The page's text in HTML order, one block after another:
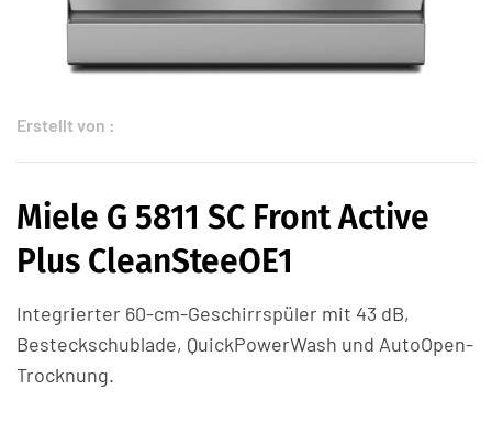
Erstellt von :
Miele G 5811 SC Front Active
Plus CleanSteeOE1
Integrierter 60-cm-Geschirrspüler mit 43 dB,
Besteckschublade, QuickPowerWash und AutoOpen-
Trocknung.